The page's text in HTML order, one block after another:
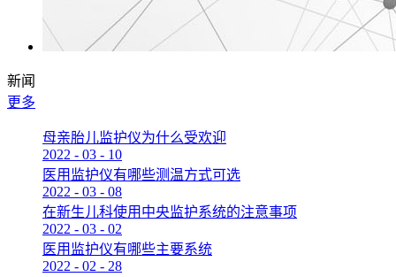
新闻
更多
母亲胎儿监护仪为什么受欢迎
2022 - 03 - 10
医用监护仪有哪些测温方式可选
2022 - 03 - 08
在新生儿科使用中央监护系统的注意事项
2022 - 03 - 02
医用监护仪有哪些主要系统
2022 - 02 - 28